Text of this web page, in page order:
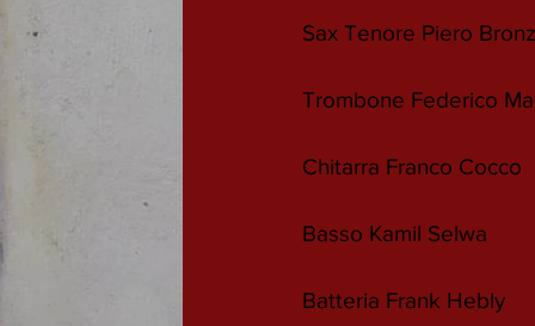
Sax Tenore Piero
Trombone Federico
Chitarra Franco Cocco
Basso Kamil Selwa
Batteria Frank Hebly